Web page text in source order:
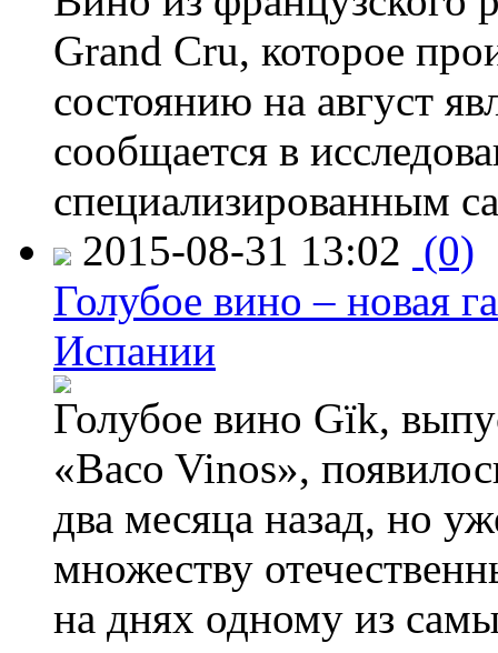
Grand Cru, которое
состоянию на август
сообщается в
специализированным
2015-08-31 13:02 (0)
Голубое вино – новая
Испании
Голубое вино Gïk,
«Baco Vinos»,
два месяца назад, но
множеству
на днях одному из